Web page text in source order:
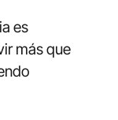
es
más que